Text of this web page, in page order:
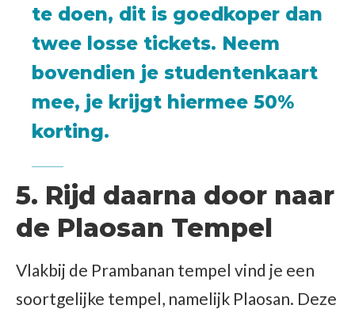
te doen, dit is goedkoper dan
twee losse tickets. Neem
bovendien je studentenkaart
mee, je krijgt hiermee 50%
korting.
5. Rijd daarna door naar
de Plaosan Tempel
Vlakbij de Prambanan tempel vind je een
soortgelijke tempel, namelijk Plaosan. Deze